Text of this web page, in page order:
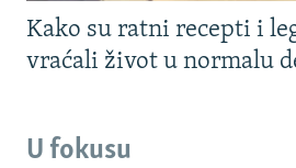
Kako su ratni recepti i
vraćali život u normalu
U fokusu